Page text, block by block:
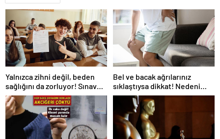
Yalnızca zihni değil, beden
sağlığını da zorluyor! Sınavda
başarı tabakta başlıyor
Bel ve bacak ağrılarınız
sıklaştıysa dikkat! Nedeni
omurga kanalı darlığı olabilir